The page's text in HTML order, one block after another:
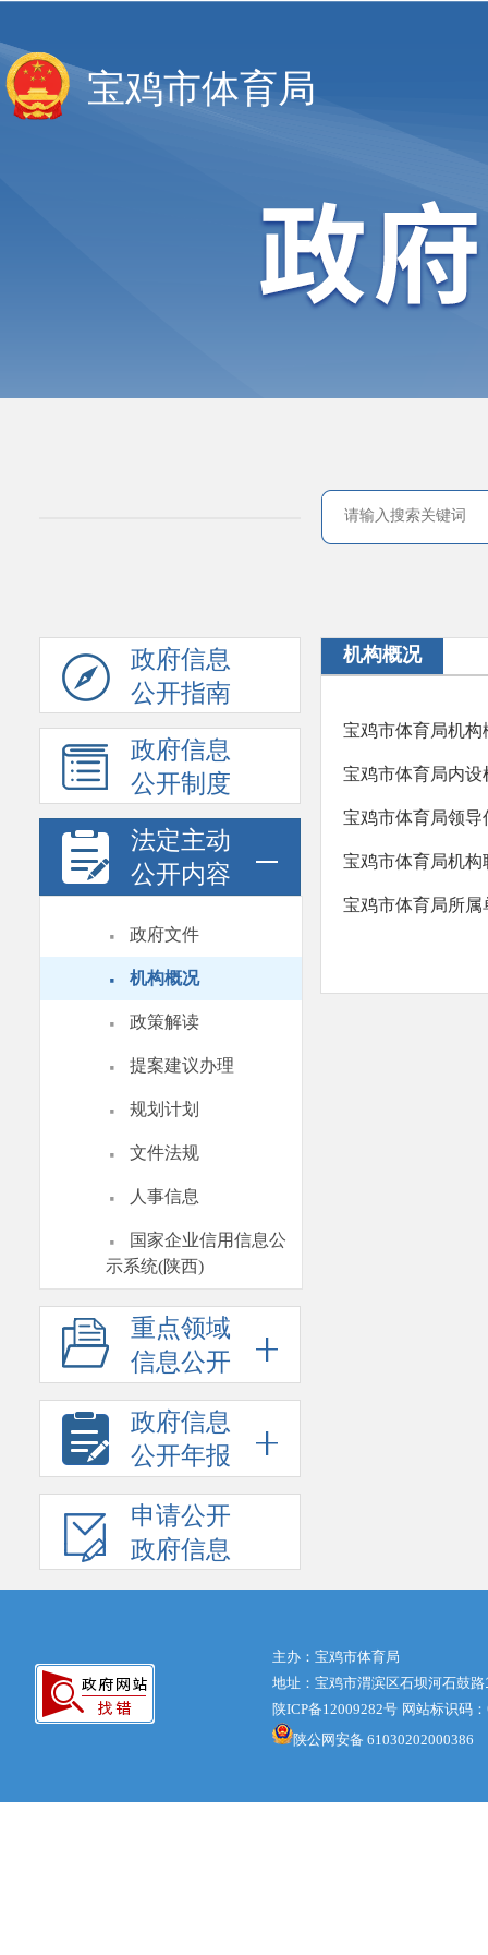
宝鸡市体育局
政府信息
公开指南
政府信息
公开制度
法定主动
公开内容
· 政府文件
· 机构概况
· 政策解读
· 提案建议办理
· 规划计划
· 文件法规
· 人事信息
·
国家企业信用信息公
示系统(陕西)
重点领域
信息公开
政府信息
公开年报
申请公开
政府信息
机构概况
宝鸡市体育局机构
宝鸡市体育局内设
宝鸡市体育局领导
宝鸡市体育局机构
宝鸡市体育局所属
主办：宝鸡市体育局
地址：宝鸡市渭滨区石坝河石鼓
陕ICP备12009282号 网站标识码
陕公网安备 61030202000386